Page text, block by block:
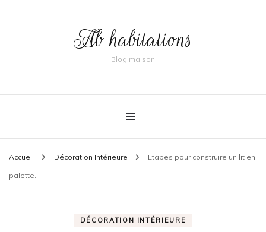
Ab habitations
Blog maison
Accueil Décoration Intérieure Etapes pour construire un lit en
palette.
DÉCORATION INTÉRIEURE